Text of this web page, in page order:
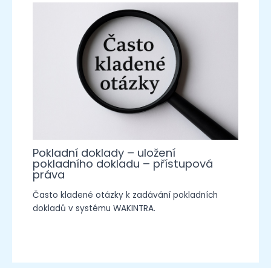
Pokladní doklady – uložení
pokladního dokladu – přístupová
práva
Často kladené otázky k zadávání pokladních
dokladů v systému WAKINTRA.